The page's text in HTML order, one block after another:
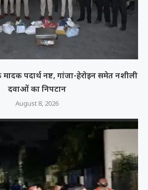
पदार्थ नष्ट, गांजा-हेरोइन समेत नशीली
दवाओं का निपटान
August 8, 2026